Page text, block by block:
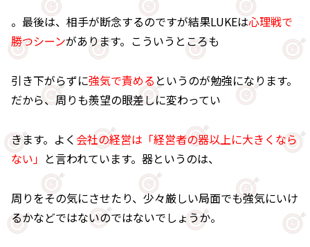
。最後は、相手が断念するのですが結果LUKEは心理戦で
勝つシーンがあります。こういうところも
引き下がらずに強気で責める というのが勉強になります。
だから、周りも羨望の眼差しに変わってい
きます。よく 会社の経営は「経営者の器以上に大きくなら
ない」 と言われています。器というのは、
周りをその気にさせたり、少々厳しい局面でも強気にいけ
るかなどではないのではないでしょうか。